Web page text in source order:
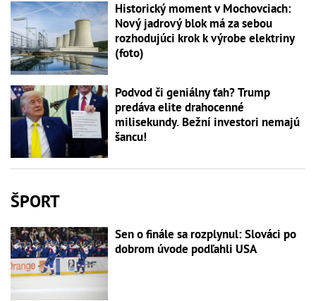
Historický moment v Mochovciach:
Nový jadrový blok má za sebou
rozhodujúci krok k výrobe elektriny
(foto)
Podvod či geniálny ťah? Trump
predáva elite drahocenné
milisekundy. Bežní investori nemajú
šancu!
ŠPORT
Sen o finále sa rozplynul: Slováci po
dobrom úvode podľahli USA